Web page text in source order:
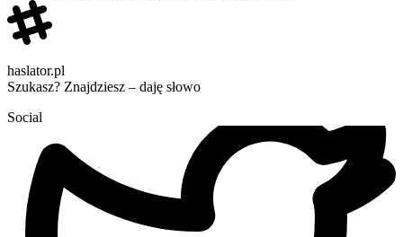
haslator.pl
Szukasz? Znajdziesz – daję słowo
Social